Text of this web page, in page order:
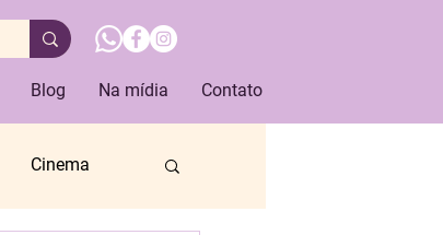
Blog Na mídia Contato
Cinema